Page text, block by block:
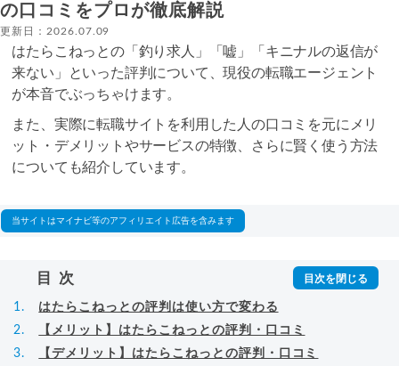
の口コミをプロが徹底解説
更新日：2026.07.09
はたらこねっとの「釣り求人」「嘘」「キニナルの返信が
来ない」といった評判について、現役の転職エージェント
が本音でぶっちゃけます。
また、実際に転職サイトを利用した人の口コミを元にメリ
ット・デメリットやサービスの特徴、さらに賢く使う方法
についても紹介しています。
当サイトはマイナビ等のアフィリエイト広告を含みます
目次
はたらこねっとの評判は使い方で変わる
【メリット】はたらこねっとの評判・口コミ
【デメリット】はたらこねっとの評判・口コミ